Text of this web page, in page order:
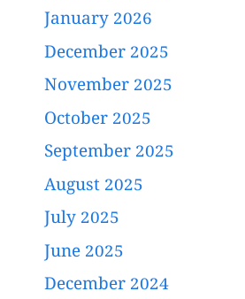
January 2026
December 2025
November 2025
October 2025
September 2025
August 2025
July 2025
June 2025
December 2024